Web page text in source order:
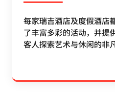
每家瑞吉酒店及度假酒店
了丰富多彩的活动，并提
客人探索艺术与休闲的非